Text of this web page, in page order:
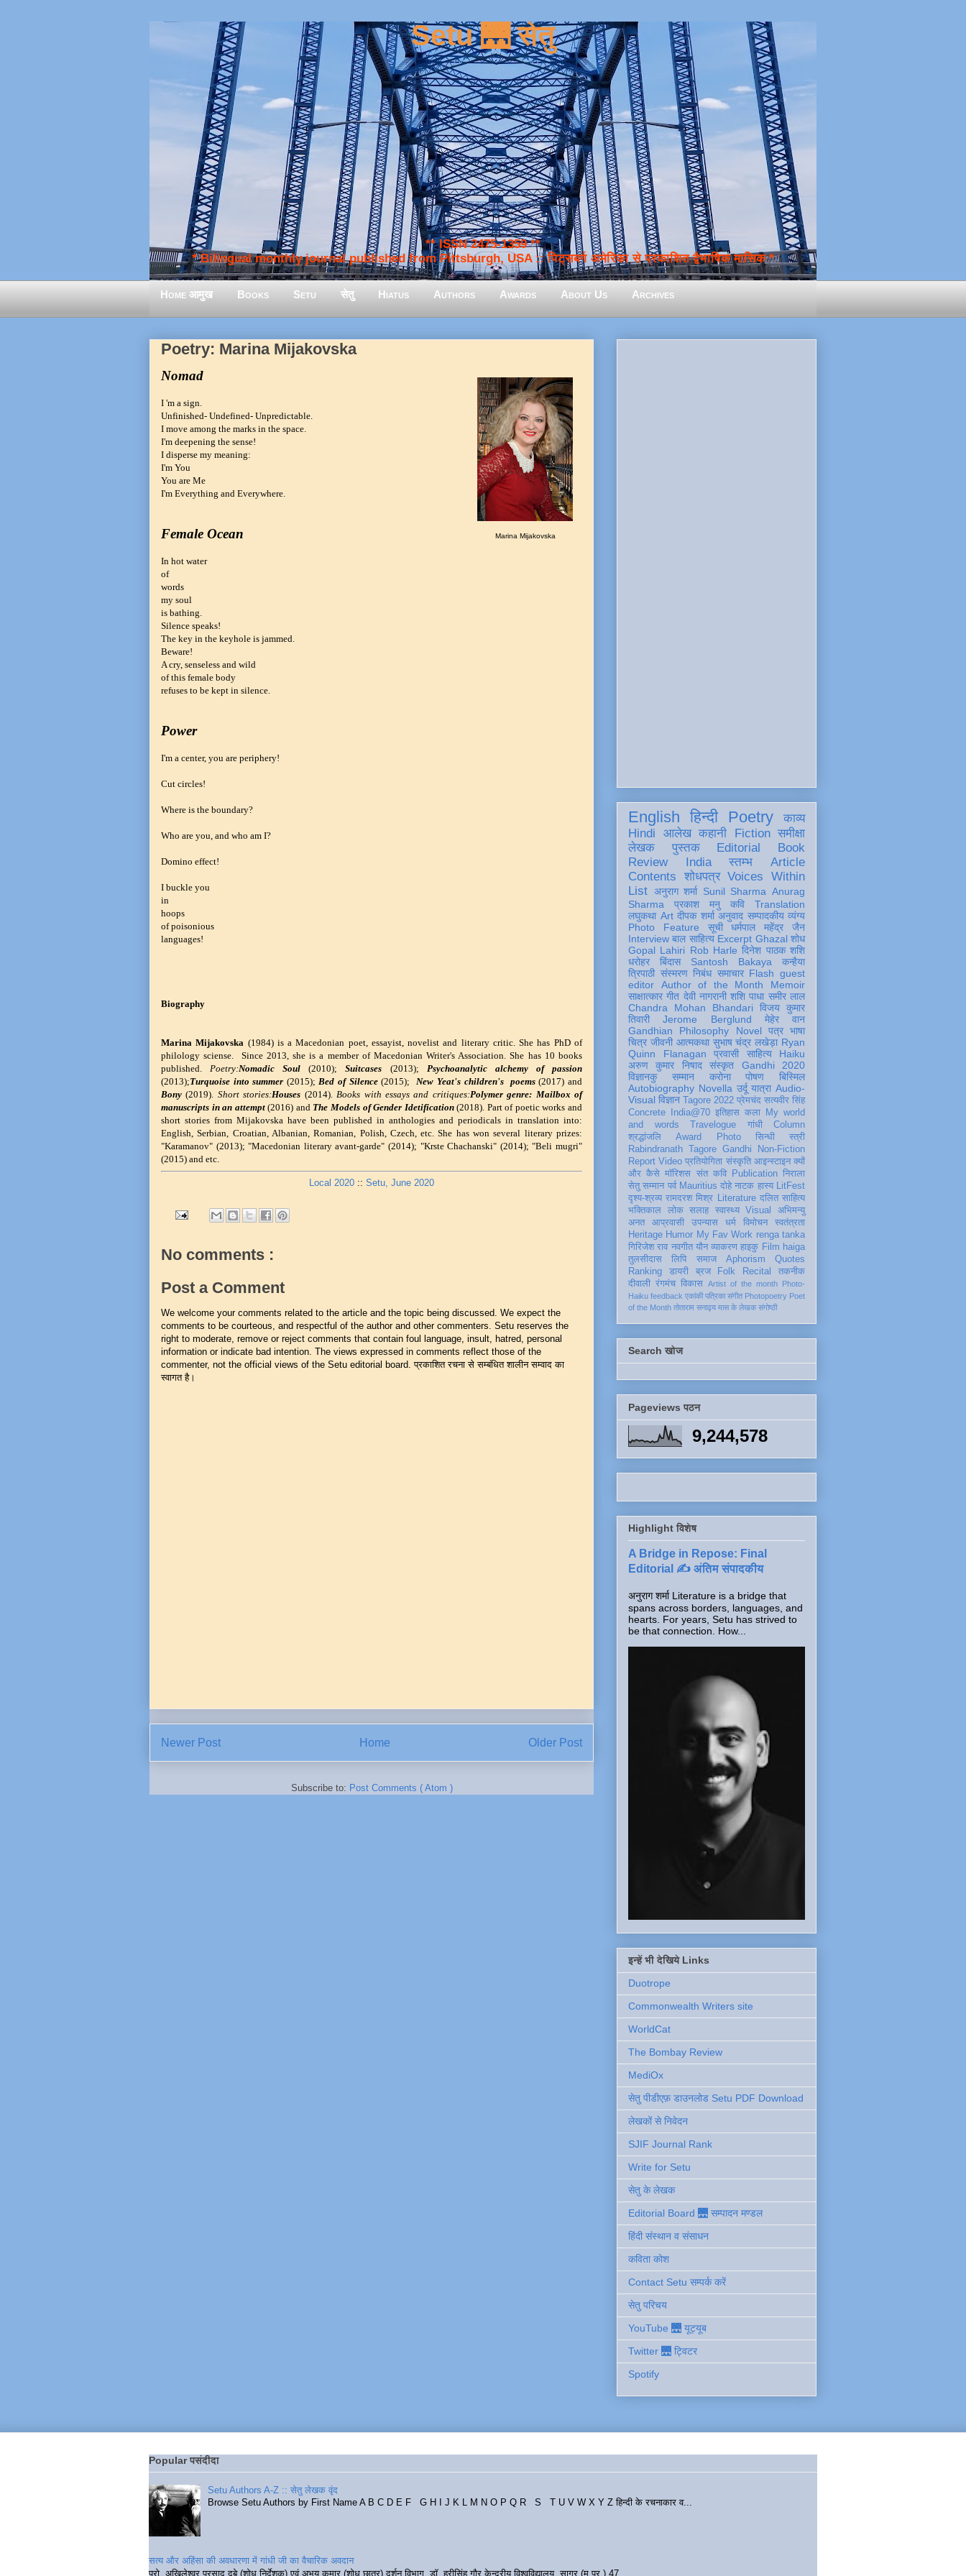
Setu 🌉 सेतु
** ISSN 2475-1359 **
* Bilingual monthly journal published from Pittsburgh, USA :: पिट्सबर्ग अमेरिका से प्रकाशित द्वैभाषिक मासिक *
Home आमुख Books Setu सेतु Hiatus Authors Awards About Us Archives
Poetry: Marina Mijakovska
Marina Mijakovska
Nomad
I 'm a sign.
Unfinished- Undefined- Unpredictable.
I move among the marks in the space.
I'm deepening the sense!
I disperse my meaning:
I'm You
You are Me
I'm Everything and Everywhere.
Female Ocean
In hot water
of
words
my soul
is bathing.
Silence speaks!
The key in the keyhole is jammed.
Beware!
A cry, senseless and wild
of this female body
refuses to be kept in silence.
Power
I'm a center, you are periphery!
Cut circles!
Where is the boundary?
Who are you, and who am I?
Domino effect!
I buckle you
in
hoops
of poisonious
languages!
Biography
Marina Mijakovska (1984) is a Macedonian poet, essayist, novelist and literary critic. She has PhD of
philology sciense. Since 2013, she is a member of Macedonian Writer's Association. She has 10 books
published.Poetry:Nomadic Soul (2010);Suitcases (2013); Psychoanalytic alchemy of passion
(2013);Turquoise into summer (2015);Bed of Silence(2015); New Yeat's children's poems(2017) and
Bony (2019). Short stories:Houses (2014).Books with essays and critiques:Polymer genre: Mailbox of
manuscripts in an attempt(2016) and The Models of Gender Idetification(2018). Part of poetic works and
short stories from Mijakovska have been published in anthologies and periodicals in translation into:
English, Serbian, Croatian, Albanian, Romanian, Polish, Czech, etc. She has won several literary prizes:
"Karamanov" (2013); "Macedonian literary avant-garde" (2014); "Krste Chachanski" (2014); "Beli mugri"
(2015) and etc.
Local 2020 :: Setu, June 2020
No comments :
Post a Comment
We welcome your comments related to the article and the topic being discussed. We expect the
comments to be courteous, and respectful of the author and other commenters. Setu reserves the
right to moderate, remove or reject comments that contain foul language, insult, hatred, personal
information or indicate bad intention. The views expressed in comments reflect those of the
commenter, not the official views of the Setu editorial board. प्रकाशित रचना से सम्बंधित शालीन सम्वाद का
स्वागत है।
Newer Post Older Post
Home
Subscribe to: Post Comments ( Atom )
English हिन्दी Poetry
काव्य
Hindi
आलेख कहानी Fiction समीक्षा
लेखक
पुस्तक Editorial
Book
Review
India स्तम्भ
Article
Contents
शोधपत्र Voices Within
List अनुराग शर्मा Sunil Sharma Anurag
Sharma
प्रकाश मनु कवि
Translation
लघुकथा Art दीपक शर्मा अनुवाद सम्पादकीय व्यंग्य
Photo Feature
सूची
धर्मपाल महेंद्र जैन
Interview बाल साहित्य Excerpt Ghazal शोध
Gopal Lahiri Rob Harle दिनेश पाठक शशि
धरोहर
बिंदास Santosh Bakaya
कन्हैया
त्रिपाठी संस्मरण निबंध समाचार Flash guest
editor
Author of the Month
Memoir
साक्षात्कार गीत देवी नागरानी शशि पाधा समीर लाल
Chandra Mohan Bhandari विजय कुमार
तिवारी
Jerome Berglund
मेहेर वान
Gandhian Philosophy
Novel पत्र भाषा
चित्र जीवनी आत्मकथा सुभाष चंद्र लखेड़ा Ryan
Quinn Flanagan
प्रवासी साहित्य
Haiku
अरुण कुमार निषाद
संस्कृत
Gandhi 2020
विज्ञानकु
सम्मान करोना पोषण
बिस्मिल
Autobiography Novella उर्दू यात्रा Audio-
Visual विज्ञान Tagore 2022 प्रेमचंद सत्यवीर सिंह
Concrete
India@70 इतिहास कला
My world
and words
Travelogue गांधी
Column
श्रद्धांजलि
Award Photo सिन्धी
स्त्री
Rabindranath Tagore Gandhi
Non-Fiction
Report Video प्रतियोगिता संस्कृति आइन्स्टाइन क्यों
और कैसे मॉरिशस संत कवि Publication निराला
सेतु सम्मान पर्व Mauritius दोहे नाटक हास्य LitFest
दृश्य-श्रव्य रामदरश मिश्र Literature दलित साहित्य
भक्तिकाल
लोक सलाह स्वास्थ्य Visual
अभिमन्यु
अनत
आप्रवासी उपन्यास धर्म विमोचन
स्वतंत्रता
Heritage Humor My Fav Work renga tanka
गिरिजेश राव नवगीत यौन व्याकरण हाइकु Film haiga
तुलसीदास
लिपि समाज Aphorism
Quotes
Ranking
डायरी ब्रज Folk Recital
तकनीक
दीवाली रंगमंच विकास Artist of the month Photo-
Haiku feedback एकांकी पत्रिका संगीत Photopoetry Poet
of the Month तोताराम सनाढ्य मास के लेखक संगोष्ठी
Search खोज
Pageviews पठन
9,244,578
Highlight विशेष
A Bridge in Repose: Final
Editorial ✍️ अंतिम संपादकीय
अनुराग शर्मा Literature is a bridge that
spans across borders, languages, and
hearts. For years, Setu has strived to
be that connection. How...
इन्हें भी देखिये Links
Duotrope
Commonwealth Writers site
WorldCat
The Bombay Review
MediOx
सेतु पीडीएफ़ डाउनलोड Setu PDF Download
लेखकों से निवेदन
SJIF Journal Rank
Write for Setu
सेतु के लेखक
Editorial Board 🌉 सम्पादन मण्डल
हिंदी संस्थान व संसाधन
कविता कोश
Contact Setu सम्पर्क करें
सेतु परिचय
YouTube 🌉 यूट्यूब
Twitter 🌉 ट्विटर
Spotify
Popular पसंदीदा
Setu Authors A-Z :: सेतु लेखक वृंद
Browse Setu Authors by First Name A B C D E F G H I J K L M N O P Q R S T U V W X Y Z हिन्दी के रचनाकार व...
सत्य और अहिंसा की अवधारणा में गांधी जी का वैचारिक अवदान
प्रो. अखिलेश्वर प्रसाद दुबे (शोध निर्देशक) एवं अभय कुमार (शोध छात्र) दर्शन विभाग, डॉ. हरीसिंह गौर केन्द्रीय विश्वविद्यालय, सागर (म.प्र.) 47...